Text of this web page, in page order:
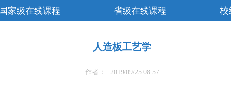
国家级在线课程 省级在线课程 校
人造板工艺学
作者： 2019/09/25 08:57